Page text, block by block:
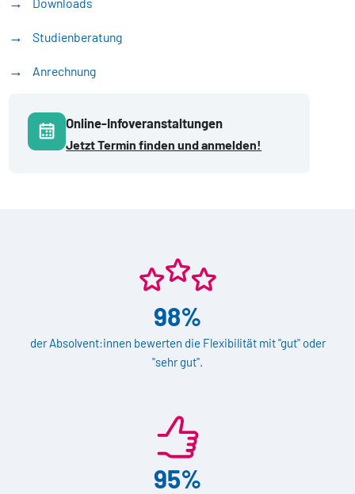
Studienberatung
Anrechnung
Online-Infoveranstaltungen
Jetzt Termin finden und anmelden!
98%
der Absolvent:innen bewerten die Flexibilität mit "gut" oder
"sehr gut".
95%